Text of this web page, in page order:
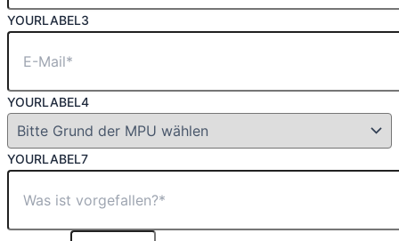
YOURLABEL3
YOURLABEL4
YOURLABEL7